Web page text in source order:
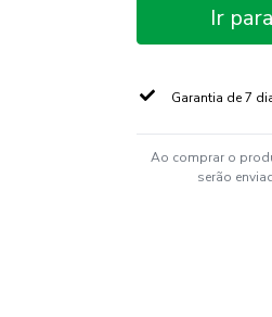
Ir
Garantia de 7
Ao comprar o
serão